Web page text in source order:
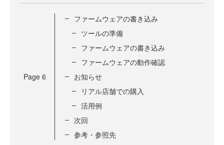
Page 6
ファームウェアの書き込み
ツールの準備
ファームウェアの書き込み
ファームウェアの動作確認
お知らせ
リアル店舗での購入
活用例
次回
参考・参照先